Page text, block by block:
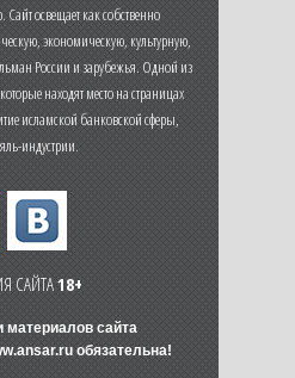
освещает как собственно
экономическую, культурную,
России и зарубежья. Одной из
находят место на страницах
исламской банковской сферы,
индустрии.
САЙТА18+
материалов сайта
обязательна!